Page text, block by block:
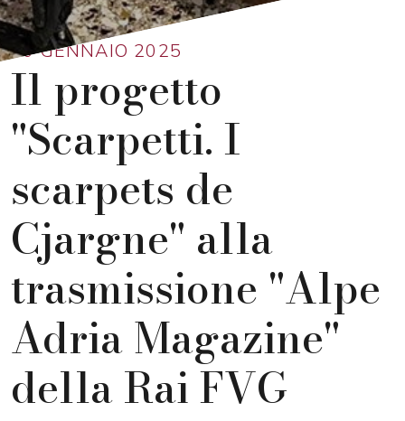
10 GENNAIO 2025
Il progetto
"Scarpetti. I
scarpets de
Cjargne" alla
trasmissione "Alpe
Adria Magazine"
della Rai FVG